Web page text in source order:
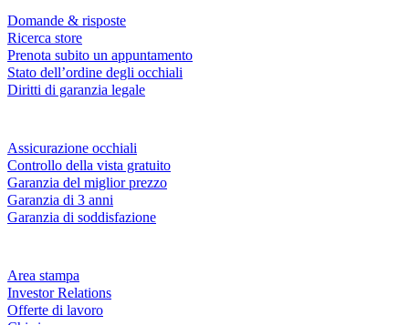
Domande & risposte
Ricerca store
Prenota subito un appuntamento
Stato dell’ordine degli occhiali
Diritti di garanzia legale
Assicurazione occhiali
Controllo della vista gratuito
Garanzia del miglior prezzo
Garanzia di 3 anni
Garanzia di soddisfazione
Area stampa
Investor Relations
Offerte di lavoro